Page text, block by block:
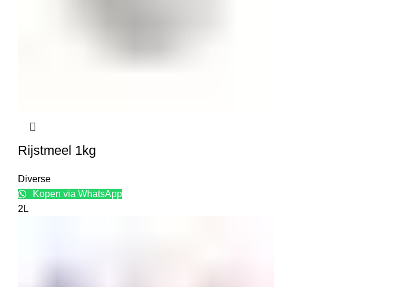
Rijstmeel 1kg
Diverse
Kopen via WhatsApp
2L